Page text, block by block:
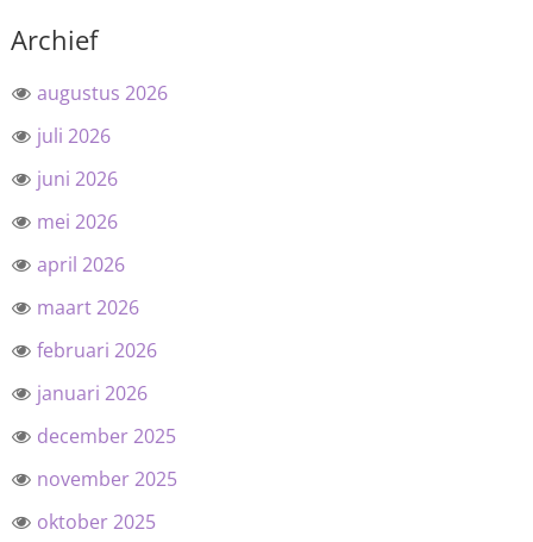
Archief
augustus 2026
juli 2026
juni 2026
mei 2026
april 2026
maart 2026
februari 2026
januari 2026
december 2025
november 2025
oktober 2025